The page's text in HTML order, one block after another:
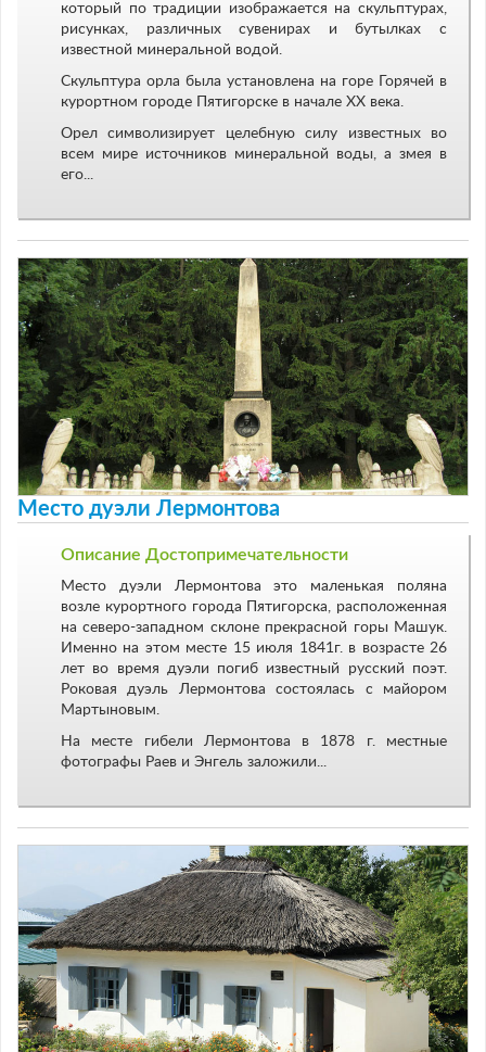
который по традиции изображается на скульптурах,
рисунках, различных сувенирах и бутылках с
известной минеральной водой.
Скульптура орла была установлена на горе Горячей в
курортном городе Пятигорске в начале ХХ века.
Орел символизирует целебную силу известных во
всем мире источников минеральной воды, а змея в
его...
Место дуэли Лермонтова
Описание Достопримечательности
Место дуэли Лермонтова это маленькая поляна
возле курортного города Пятигорска, расположенная
на северо-западном склоне прекрасной горы Машук.
Именно на этом месте 15 июля 1841г. в возрасте 26
лет во время дуэли погиб известный русский поэт.
Роковая дуэль Лермонтова состоялась с майором
Мартыновым.
На месте гибели Лермонтова в 1878 г. местные
фотографы Раев и Энгель заложили...